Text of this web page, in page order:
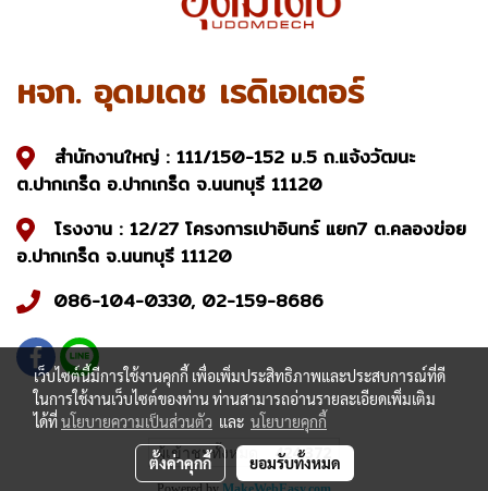
หจก. อุดมเดช เรดิเอเตอร์
สำนักงานใหญ่ : 111/150-152 ม.5 ถ.แจ้งวัฒนะ
ต.ปากเกร็ด อ.ปากเกร็ด จ.นนทบุรี 11120
โรงงาน : 12/27 โครงการเปาอินทร์ แยก7 ต.คลองข่อย
อ.ปากเกร็ด จ.นนทบุรี 11120
086-104-0330, 02-159-8686
ผู้เข้าชมทั้งหมด 424,372
เว็บไซต์นี้มีการใช้งานคุกกี้ เพื่อเพิ่มประสิทธิภาพและประสบการณ์ที่ดี
ในการใช้งานเว็บไซต์ของท่าน ท่านสามารถอ่านรายละเอียดเพิ่มเติม
ได้ที่นโยบายความเป็นส่วนตัว และ นโยบายคุกกี้
ตั้งค่าคุกกี้ ยอมรับทั้งหมด